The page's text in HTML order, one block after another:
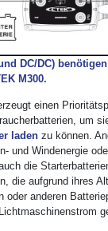
DC/DC)
M300.
einen
um
laden zu können.
und Windenergie
die
die aufgrund ihres
oder anderen